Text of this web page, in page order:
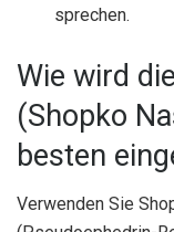
sprechen.
Wie wird
(Shopko
besten
Verwenden Sie